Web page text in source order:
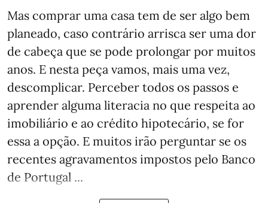
Mas comprar uma casa tem de ser algo bem
planeado, caso contrário arrisca ser uma dor
de cabeça que se pode prolongar por muitos
anos. E nesta peça vamos, mais uma vez,
descomplicar. Perceber todos os passos e
aprender alguma literacia no que respeita ao
imobiliário e ao crédito hipotecário, se for
essa a opção. E muitos irão perguntar se os
recentes agravamentos impostos pelo Banco
de Portugal ...